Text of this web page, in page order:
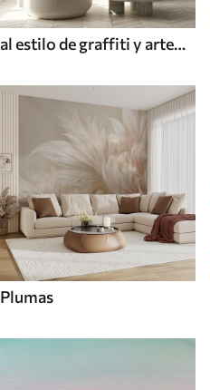
al estilo de graffiti y arte
Plumas